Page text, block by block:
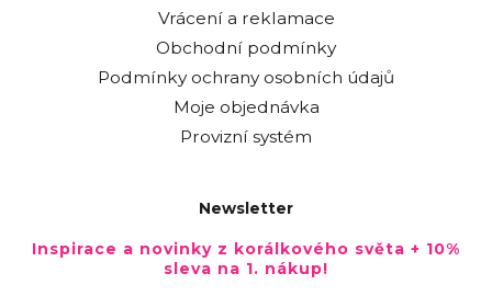
Vrácení a reklamace
Obchodní podmínky
Podmínky ochrany osobních údajů
Moje objednávka
Provizní systém
Newsletter
Inspirace a novinky z korálkového světa + 10%
sleva na 1. nákup!